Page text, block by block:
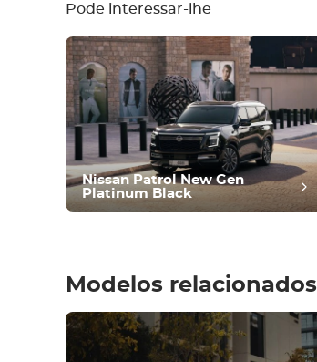
Equipamento
Confortável
Controlo da
climatização
Condução
Estado
Pode interessar-lhe
Nissan Patrol New Gen
Platinum Black
Modelos relacionados